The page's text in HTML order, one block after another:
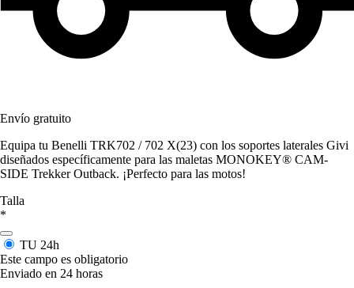
Envío gratuito
Equipa tu Benelli TRK702 / 702 X(23) con los soportes laterales Givi
diseñados específicamente para las maletas MONOKEY® CAM-
SIDE Trekker Outback. ¡Perfecto para las motos!
Talla
*
TU 24h
Este campo es obligatorio
Enviado en 24 horas